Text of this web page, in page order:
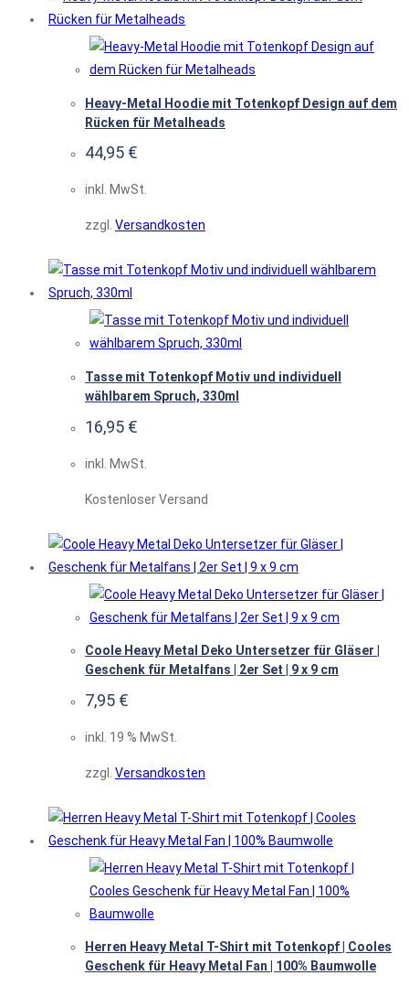
Heavy-Metal Hoodie mit Totenkopf Design auf dem
Rücken für Metalheads
44,95 €
inkl. MwSt.
zzgl. Versandkosten
Tasse mit Totenkopf Motiv und individuell
wählbarem Spruch, 330ml
16,95 €
inkl. MwSt.
Kostenloser Versand
Coole Heavy Metal Deko Untersetzer für Gläser |
Geschenk für Metalfans | 2er Set | 9 x 9 cm
7,95 €
inkl. 19 % MwSt.
zzgl. Versandkosten
Herren Heavy Metal T-Shirt mit Totenkopf | Cooles
Geschenk für Heavy Metal Fan | 100% Baumwolle